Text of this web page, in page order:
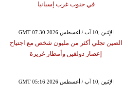
في جنوب غرب إسبانيا
GMT 07:30 2026 الإثنين ,10 آب / أغسطس
الصين تجلي أكثر من مليون شخص مع اجتياح
إعصار دولفين وأمطار غزيرة
GMT 05:16 2026 الإثنين ,10 آب / أغسطس